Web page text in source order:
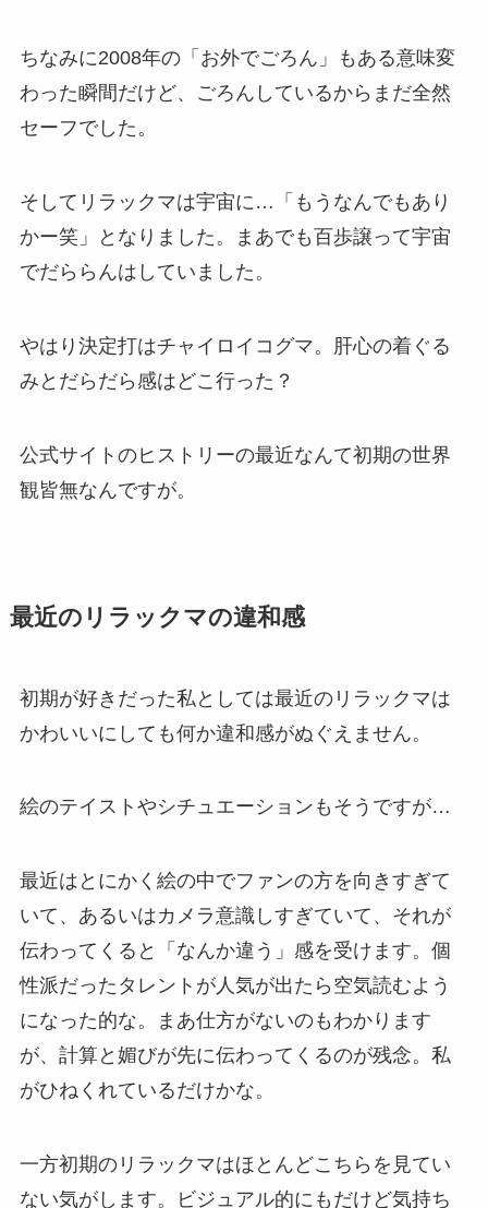
ちなみに2008年の「お外でごろん」もある意味変
わった瞬間だけど、ごろんしているからまだ全然
セーフでした。
そしてリラックマは宇宙に…「もうなんでもあり
かー笑」となりました。まあでも百歩譲って宇宙
でだららんはしていました。
やはり決定打はチャイロイコグマ。肝心の着ぐる
みとだらだら感はどこ行った？
公式サイトのヒストリーの最近なんて初期の世界
観皆無なんですが。
最近のリラックマの違和感
初期が好きだった私としては最近のリラックマは
かわいいにしても何か違和感がぬぐえません。
絵のテイストやシチュエーションもそうですが…
最近はとにかく絵の中でファンの方を向きすぎて
いて、あるいはカメラ意識しすぎていて、それが
伝わってくると「なんか違う」感を受けます。個
性派だったタレントが人気が出たら空気読むよう
になった的な。まあ仕方がないのもわかります
が、計算と媚びが先に伝わってくるのが残念。私
がひねくれているだけかな。
一方初期のリラックマはほとんどこちらを見てい
ない気がします。ビジュアル的にもだけど気持ち